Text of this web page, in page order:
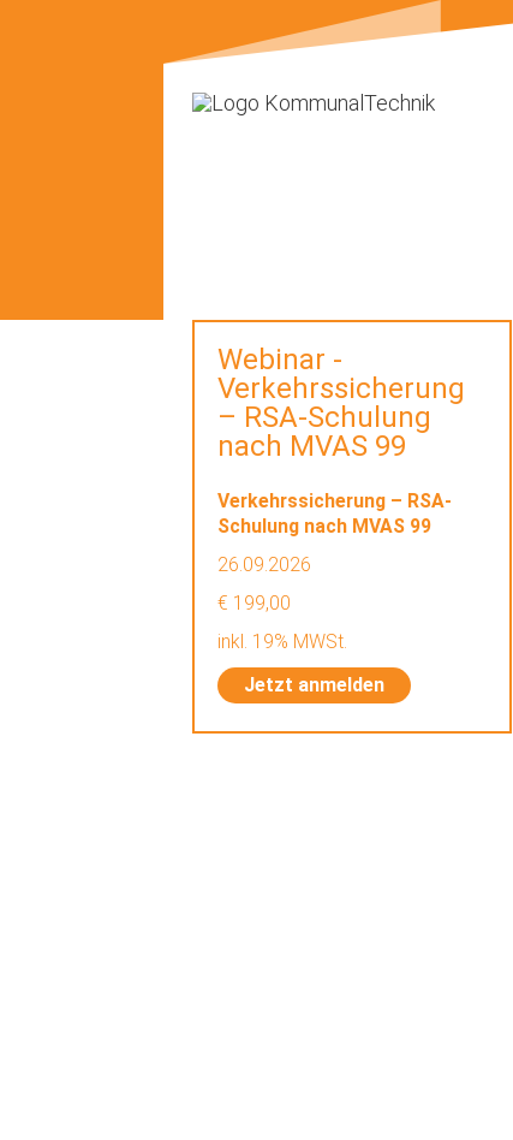
Webinar -
Verkehrssicherung
– RSA-Schulung
nach MVAS 99
Verkehrssicherung – RSA-
Schulung nach MVAS 99
26.09.2026
€ 199,00
inkl. 19% MWSt.
Jetzt anmelden